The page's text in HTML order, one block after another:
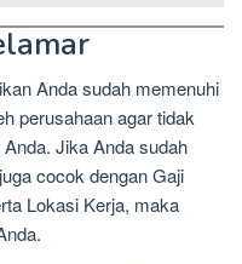
Anda sudah memenuhi
perusahaan agar tidak
Jika Anda sudah
cocok dengan Gaji
Lokasi Kerja, maka